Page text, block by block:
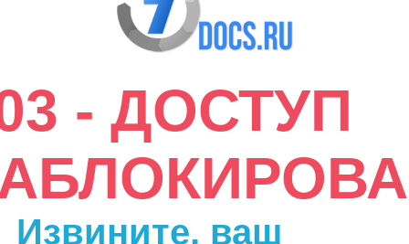
- ДОСТУП
Извините, ваш